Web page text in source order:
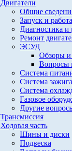
Двигатели
Общие
Запуск и работа
Диагностика и
Ремонт
ЭСУД
Обзоры
Вопросы
Система
Система
Система
Газовое
Другие
Трансмиссия
Ходовая часть
Шины и диски
Подвеска